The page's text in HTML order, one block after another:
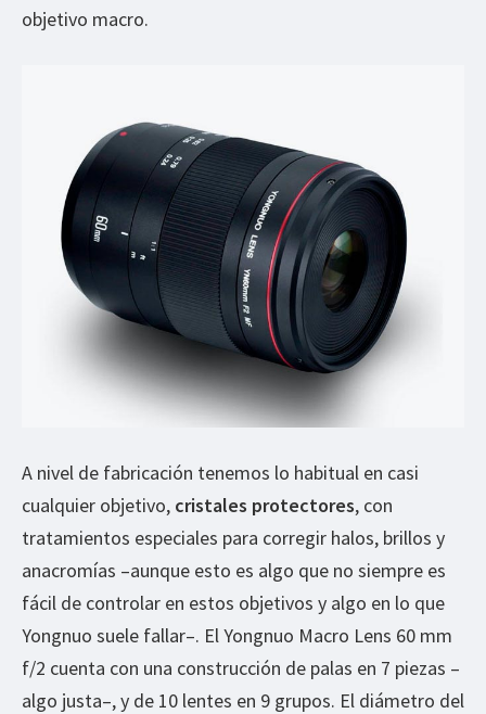
objetivo macro.
A nivel de fabricación tenemos lo habitual en casi
cualquier objetivo, cristales protectores, con
tratamientos especiales para corregir halos, brillos y
anacromías –aunque esto es algo que no siempre es
fácil de controlar en estos objetivos y algo en lo que
Yongnuo suele fallar–. El Yongnuo Macro Lens 60 mm
f/2 cuenta con una construcción de palas en 7 piezas –
algo justa–, y de 10 lentes en 9 grupos. El diámetro del